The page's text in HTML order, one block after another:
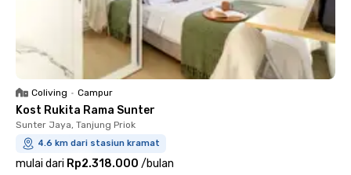
Coliving • Campur
Kost Rukita Rama Sunter
Sunter Jaya, Tanjung Priok
4.6 km dari stasiun kramat
mulai dari Rp2.318.000 /bulan